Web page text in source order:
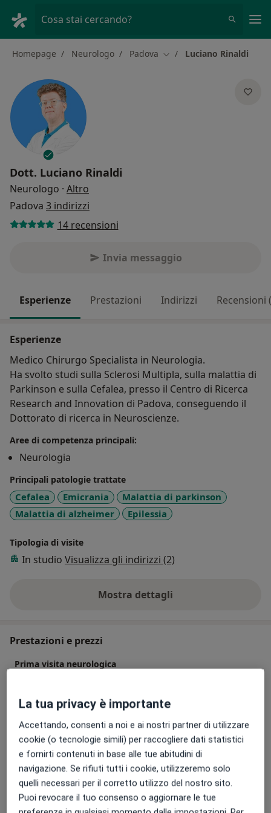
Cosa stai cercando?
Homepage Neurologo Padova Cambia città
Luciano Rinaldi
Dott. Luciano Rinaldi
Neurologo · Altro
Padova 3 indirizzi
14 recensioni
Invia messaggio
Esperienze Prestazioni Indirizzi Recensioni
Esperienze
Medico Chirurgo Specialista in Neurologia.
Ha svolto studi sulla Sclerosi Multipla, sulla malattia di
Parkinson e sulla Cefalea, presso il Centro di Ricerca
Research and Innovation di Padova, conseguendo il
Dottorato di ricerca in Neuroscienze.
Aree di competenza principali:
Neurologia
Principali patologie trattate
Cefalea Emicrania
Malattia di parkinson
Malattia di alzheimer
Epilessia
Tipologia di visite
In studio Visualizza gli indirizzi (2)
Mostra dettagli
sull'esperienza
Prestazioni e prezzi
Prima visita neurologica
Visita neurologica
120 € Dettagli
Visita neurologica di controllo
100 € Dettagli
La tua privacy è importante
Accettando, consenti a noi e ai nostri partner di utilizzare
cookie (o tecnologie simili) per raccogliere dati statistici
e fornirti contenuti in base alle tue abitudini di
navigazione. Se rifiuti tutti i cookie, utilizzeremo solo
quelli necessari per il corretto utilizzo del nostro sito.
Puoi revocare il tuo consenso o aggiornare le tue